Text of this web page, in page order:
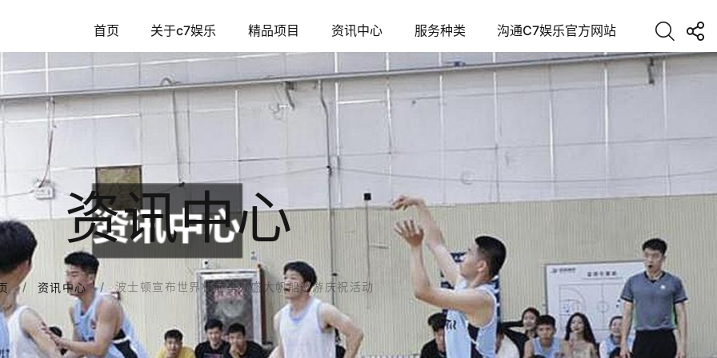
首页 关于c7娱乐 精品项目 资讯中心 服务种类 沟通C7娱乐官方网站
资讯中心
资讯中心 波士顿宣布世界杯前举办盛大帆船巡游庆祝活动